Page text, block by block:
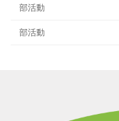
部活動
部活動